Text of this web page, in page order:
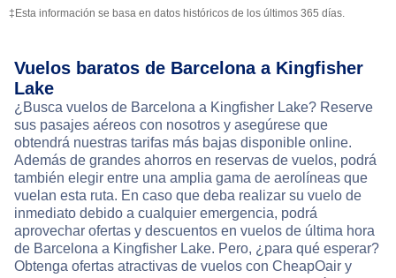
‡Esta información se basa en datos históricos de los últimos 365 días.
Vuelos baratos de Barcelona a Kingfisher
Lake
¿Busca vuelos de Barcelona a Kingfisher Lake? Reserve
sus pasajes aéreos con nosotros y asegúrese que
obtendrá nuestras tarifas más bajas disponible online.
Además de grandes ahorros en reservas de vuelos, podrá
también elegir entre una amplia gama de aerolíneas que
vuelan esta ruta. En caso que deba realizar su vuelo de
inmediato debido a cualquier emergencia, podrá
aprovechar ofertas y descuentos en vuelos de última hora
de Barcelona a Kingfisher Lake. Pero, ¿para qué esperar?
Obtenga ofertas atractivas de vuelos con CheapOair y